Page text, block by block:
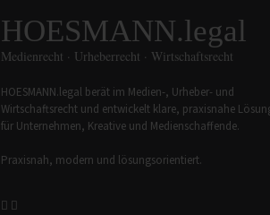
HOESMANN.legal
Medienrecht · Urheberrecht · Wirtschaftsrecht
HOESMANN.legal berät im Medien-, Urheber- und
Wirtschaftsrecht und entwickelt klare, praxisnahe
für Unternehmen, Kreative und Medienschaffende.
Praxisnah, modern und lösungsorientiert.